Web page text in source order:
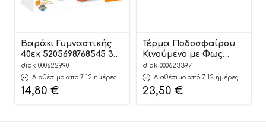
Βαράκι Γυμναστικής
40εκ 5205698768545 3+
– Luna
diak-000622990
Διαθέσιμο από 7-12 ημέρες
14,80 €
Τέρμα Ποδοσφαίρου
Κινούμενο με Φως
(61,5×30,5×43,5εκ)
5205698831867 3+ –
Luna
diak-000623397
Διαθέσιμο από 7-12 ημέρες
23,50 €